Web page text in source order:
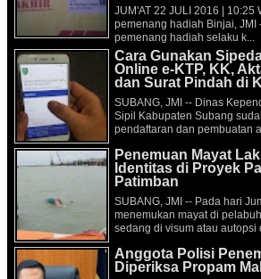
JUM'AT 22 JULI 2016 | 10:25
pemenang hadiah Binjai, JMI
pemenang hadiah selaku k...
Cara Gunakan
Online e-KTP, KK,
dan Surat Pindah di
SUBANG, JMI -- Dinas
Sipil Kabupaten Subang
pendaftaran dan pembuatan
Penemuan Mayat
Identitas di Proyek
Patimban
SUBANG, JMI -- Pada hari
menemukan mayat di
sedang di visum atau autopsi
Anggota Polisi
Diperiksa Propam